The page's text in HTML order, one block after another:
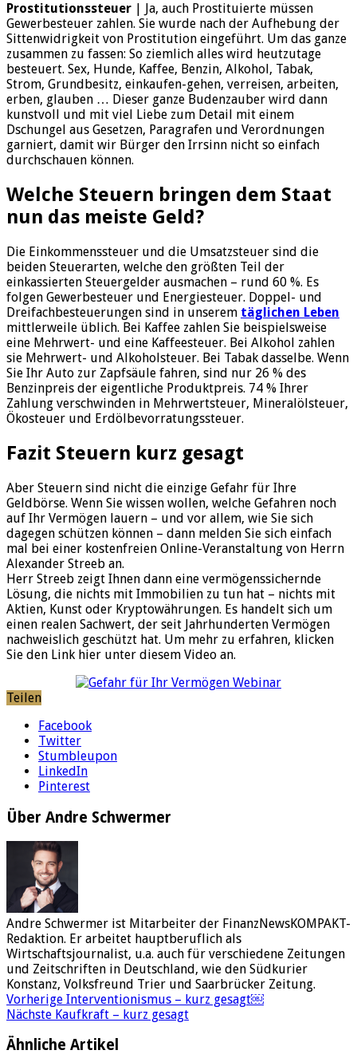
Prostitutionssteuer | Ja, auch Prostituierte müssen
Gewerbesteuer zahlen. Sie wurde nach der Aufhebung der
Sittenwidrigkeit von Prostitution eingeführt. Um das ganze
zusammen zu fassen: So ziemlich alles wird heutzutage
besteuert. Sex, Hunde, Kaffee, Benzin, Alkohol, Tabak,
Strom, Grundbesitz, einkaufen-gehen, verreisen, arbeiten,
erben, glauben … Dieser ganze Budenzauber wird dann
kunstvoll und mit viel Liebe zum Detail mit einem
Dschungel aus Gesetzen, Paragrafen und Verordnungen
garniert, damit wir Bürger den Irrsinn nicht so einfach
durchschauen können.
Welche Steuern bringen dem Staat
nun das meiste Geld?
Die Einkommenssteuer und die Umsatzsteuer sind die
beiden Steuerarten, welche den größten Teil der
einkassierten Steuergelder ausmachen – rund 60 %. Es
folgen Gewerbesteuer und Energiesteuer. Doppel- und
Dreifachbesteuerungen sind in unserem täglichen Leben
mittlerweile üblich. Bei Kaffee zahlen Sie beispielsweise
eine Mehrwert- und eine Kaffeesteuer. Bei Alkohol zahlen
sie Mehrwert- und Alkoholsteuer. Bei Tabak dasselbe. Wenn
Sie Ihr Auto zur Zapfsäule fahren, sind nur 26 % des
Benzinpreis der eigentliche Produktpreis. 74 % Ihrer
Zahlung verschwinden in Mehrwertsteuer, Mineralölsteuer,
Ökosteuer und Erdölbevorratungssteuer.
Fazit Steuern kurz gesagt
Aber Steuern sind nicht die einzige Gefahr für Ihre
Geldbörse. Wenn Sie wissen wollen, welche Gefahren noch
auf Ihr Vermögen lauern – und vor allem, wie Sie sich
dagegen schützen können – dann melden Sie sich einfach
mal bei einer kostenfreien Online-Veranstaltung von Herrn
Alexander Streeb an.
Herr Streeb zeigt Ihnen dann eine vermögenssichernde
Lösung, die nichts mit Immobilien zu tun hat – nichts mit
Aktien, Kunst oder Kryptowährungen. Es handelt sich um
einen realen Sachwert, der seit Jahrhunderten Vermögen
nachweislich geschützt hat. Um mehr zu erfahren, klicken
Sie den Link hier unter diesem Video an.
Teilen
Facebook
Twitter
Stumbleupon
LinkedIn
Pinterest
Über Andre Schwermer
Andre Schwermer ist Mitarbeiter der FinanzNewsKOMPAKT-
Redaktion. Er arbeitet hauptberuflich als
Wirtschaftsjournalist, u.a. auch für verschiedene Zeitungen
und Zeitschriften in Deutschland, wie den Südkurier
Konstanz, Volksfreund Trier und Saarbrücker Zeitung.
Vorherige Interventionismus – kurz gesagt￼
Nächste Kaufkraft – kurz gesagt
Ähnliche Artikel